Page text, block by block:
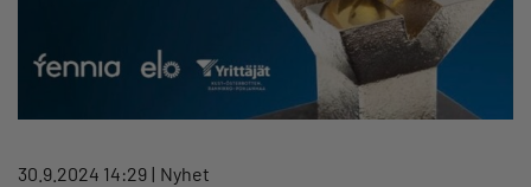
30.9.2024 14:29 Nyhet